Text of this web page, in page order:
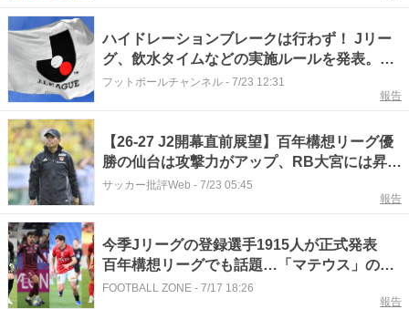
ハイドレーションブレークは行わず！ Jリー
グ、飲水タイムなどの実施ルールを発表。百
年構想リーグからの変更点は？
フットボールチャンネル - 7/23 12:31
報告
【26-27 J2開幕直前展望】百年構想リーグ優
勝の仙台は攻撃力がアップ、RB大宮には昇格
請負人が加入（1）
サッカー批評Web - 7/23 05:45
報告
今季Jリーグの登録選手1915人が正式発表
百年構想リーグでも話題…「マテウス」の人
数は？
FOOTBALL ZONE - 7/17 18:26
報告